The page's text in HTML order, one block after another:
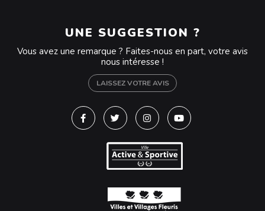
UNE SUGGESTION ?
Vous avez une remarque ? Faites-nous en part, votre avis
nous intéresse !
LAISSEZ VOTRE AVIS
Lien vers le compte Facebook
Lien vers le compte Twitter
Lien vers le compte
Lien vers la chaîne